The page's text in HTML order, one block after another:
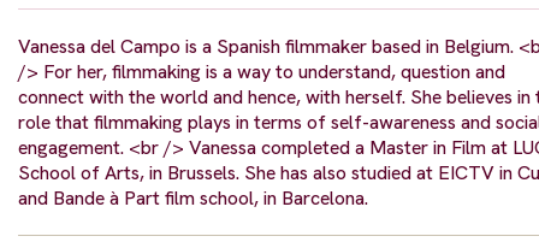
Vanessa del Campo is a Spanish filmmaker based in Belgium.
/> For her, filmmaking is a way to understand, question and
connect with the world and hence, with herself. She believes in
role that filmmaking plays in terms of self-awareness and
engagement. <br /> Vanessa completed a Master in Film at
School of Arts, in Brussels. She has also studied at EICTV in
and Bande à Part film school, in Barcelona.